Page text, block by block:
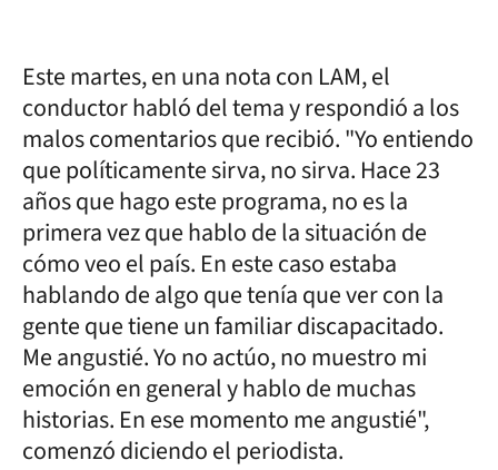
Este martes, en una nota con LAM, el
conductor habló del tema y respondió a los
malos comentarios que recibió. "Yo entiendo
que políticamente sirva, no sirva. Hace 23
años que hago este programa, no es la
primera vez que hablo de la situación de
cómo veo el país. En este caso estaba
hablando de algo que tenía que ver con la
gente que tiene un familiar discapacitado.
Me angustié. Yo no actúo, no muestro mi
emoción en general y hablo de muchas
historias. En ese momento me angustié",
comenzó diciendo el periodista.